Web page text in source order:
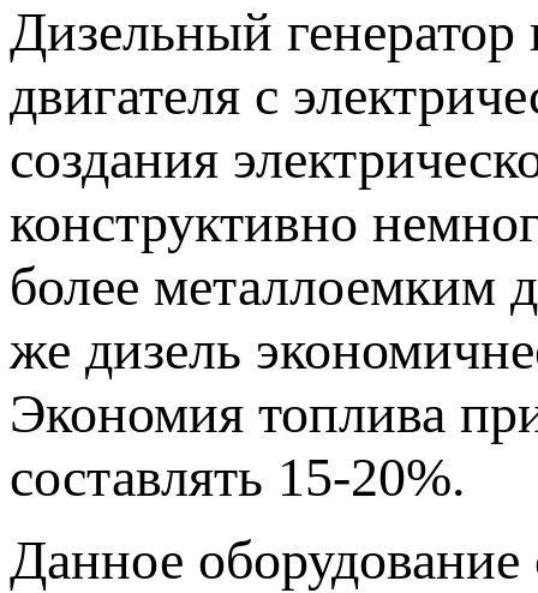
Дизельный генератор
двигателя с
создания
конструктивно
более металлоемким
же дизель
Экономия топлива
составлять 15-20%.
Данное